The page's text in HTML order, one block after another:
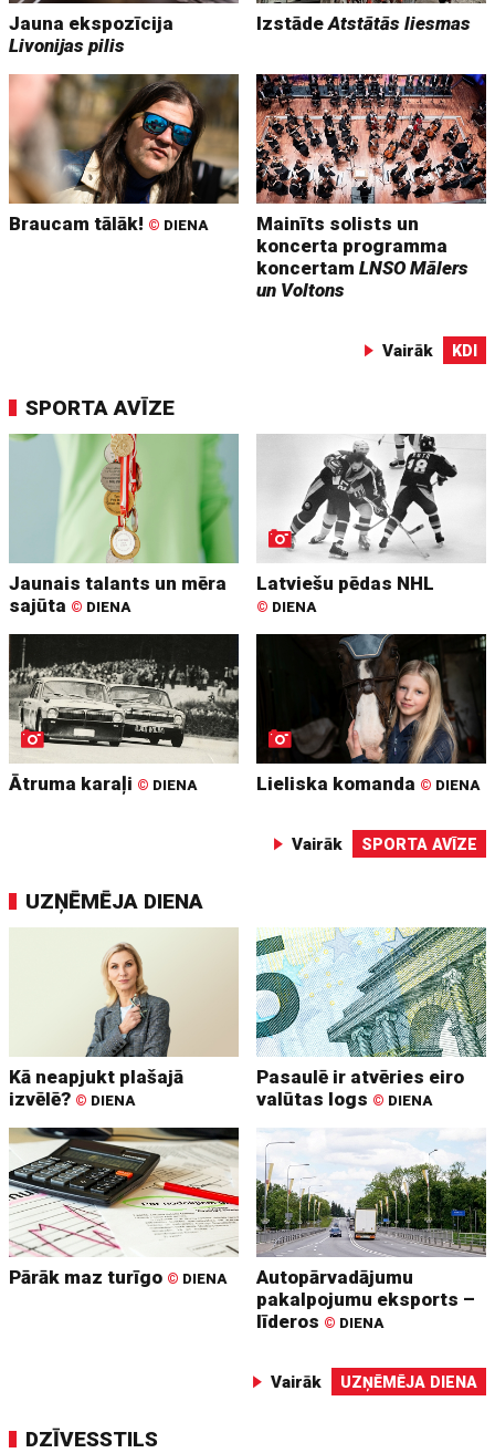
Jauna ekspozīcija
Livonijas pilis
IzstādeAtstātās liesmas
Braucam tālāk! © DIENA
Mainīts solists un
koncerta programma
koncertamLNSO Mālers
un Voltons
Vairāk KDI
SPORTA AVĪZE
Jaunais talants un mēra
sajūta © DIENA
Latviešu pēdas NHL
© DIENA
Ātruma karaļi © DIENA Lieliska komanda © DIENA
Vairāk SPORTA AVĪZE
UZŅĒMĒJA DIENA
Kā neapjukt plašajā
izvēlē? © DIENA
Pasaulē ir atvēries eiro
valūtas logs © DIENA
Pārāk maz turīgo © DIENA
Autopārvadājumu
pakalpojumu eksports –
līderos © DIENA
Vairāk UZŅĒMĒJA DIENA
DZĪVESSTILS